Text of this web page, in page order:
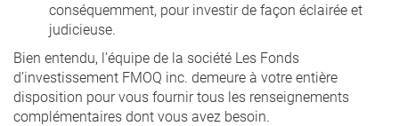
conséquemment, pour investir de façon éclairée et
judicieuse.
Bien entendu, l’équipe de la société Les Fonds
d’investissement FMOQ inc. demeure à votre entière
disposition pour vous fournir tous les renseignements
complémentaires dont vous avez besoin.